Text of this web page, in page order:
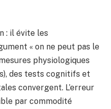
: il évite les
« on ne peut pas le
physiologiques
des tests cognitifs et
convergent. L’erreur
par commodité